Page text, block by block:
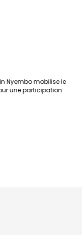
Nyembo mobilise le
une participation